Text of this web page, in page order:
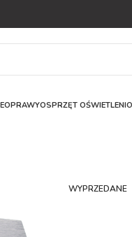
OPRAWYOSPRZĘT
WYPRZEDANE